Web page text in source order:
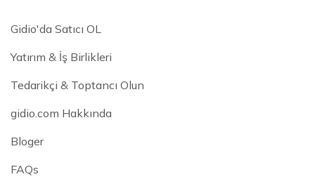
Gidio'da Satıcı OL
Yatırım & İş Birlikleri
Tedarikçi & Toptancı Olun
gidio.com Hakkında
Bloger
FAQs